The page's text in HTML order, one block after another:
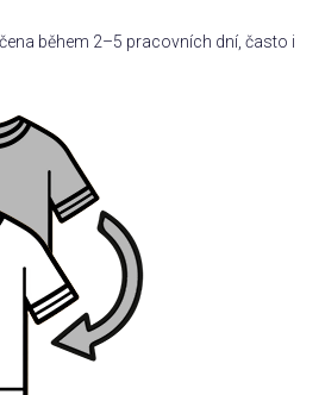
během 2–5 pracovních dní, často i